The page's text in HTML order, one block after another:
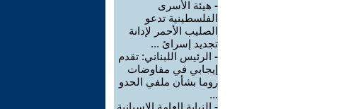
- هيئة الأسرى
الفلسطينية تدعو
الصليب الأحمر لإدانة
تجديد إسرائ ...
- الرئيس اللبناني: تقدم
إيجابي في مفاوضات
روما بشأن ملفي الحدو
...
- النيابة العامة الإسبانية